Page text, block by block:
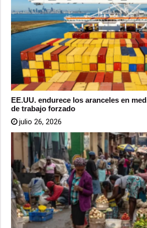
EE.UU. endurece los aranceles en
de trabajo forzado
julio 26, 2026